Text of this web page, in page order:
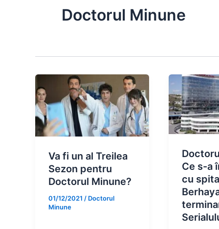
Doctorul Minune
Va fi un al Treilea
Sezon pentru
Doctorul Minune?
01/12/2021 / Doctorul
Minune
Ce s-a
cu